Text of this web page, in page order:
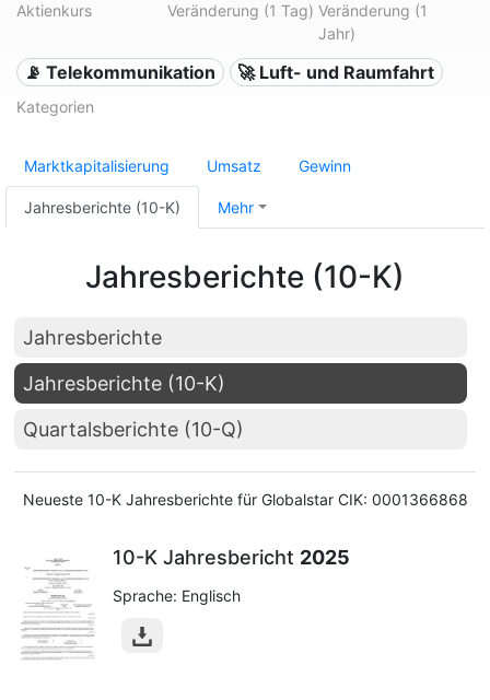
Aktienkurs Veränderung (1 Tag) Veränderung (1
Jahr)
📡 Telekommunikation 🚀 Luft- und Raumfahrt
Kategorien
Marktkapitalisierung Umsatz Gewinn
Jahresberichte (10-K) Mehr
Jahresberichte (10-K)
Jahresberichte
Jahresberichte (10-K)
Quartalsberichte (10-Q)
Neueste 10-K Jahresberichte für Globalstar CIK: 0001366868
10-K Jahresbericht 2025
Sprache: Englisch